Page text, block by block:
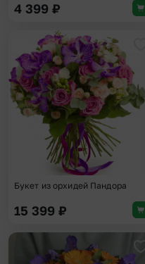
4 399 ₽
Букет из орхидей Пандора
15 399 ₽